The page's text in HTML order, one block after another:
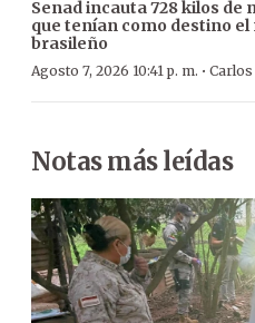
Senad incauta 728 kilos de
que tenían como destino el
brasileño
Agosto 7, 2026 10:41 p. m. ·
Notas más leídas